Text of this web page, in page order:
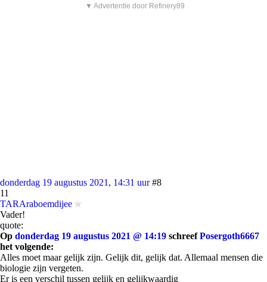
▼ Advertentie door Refinery89
donderdag 19 augustus 2021, 14:31 uur #8
11
TARAraboemdijee
Vader!
quote:
Op donderdag 19 augustus 2021 @ 14:19 schreefPosergoth6667
het volgende:
Alles moet maar gelijk zijn. Gelijk dit, gelijk dat. Allemaal mensen die
biologie zijn vergeten.
Er is een verschil tussen gelijk en gelijkwaardig